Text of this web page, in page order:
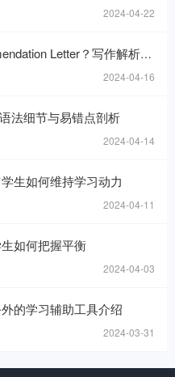
2024-04-22
Letter？写作解析与技巧！
2024-04-16
法细节与易错点剖析
2024-04-14
生如何维持学习动力
2024-04-11
如何把握平衡
2024-04-03
的学习辅助工具介绍
2024-03-31